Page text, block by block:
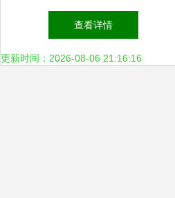
价值与实践路径
查看详情
更新时间：2026-08-06 21:16:16